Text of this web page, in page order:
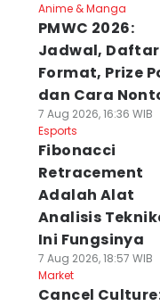
Anime & Manga
PMWC 2026:
Jadwal,
Format, Prize
dan Cara
7 Aug 2026, 16:36 WIB
Esports
Fibonacci
Retracement
Adalah Alat
Analisis
Ini Fungsinya
7 Aug 2026, 18:57 WIB
Market
Cancel